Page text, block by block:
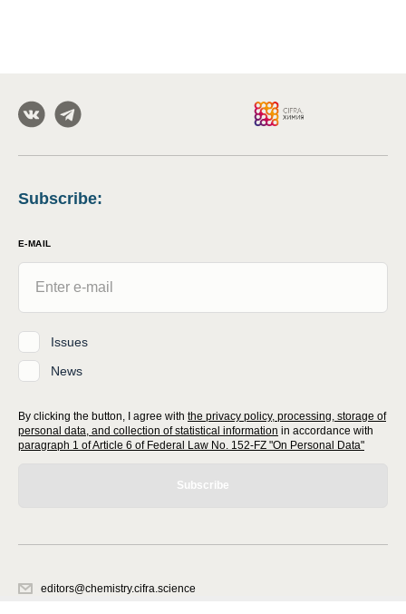
Subscribe:
E-MAIL
Issues
News
By clicking the button, I agree with the privacy policy, processing, storage of
personal data, and collection of statistical information in accordance with
paragraph 1 of Article 6 of Federal Law No. 152-FZ "On Personal Data"
Subscribe
editors@chemistry.cifra.science